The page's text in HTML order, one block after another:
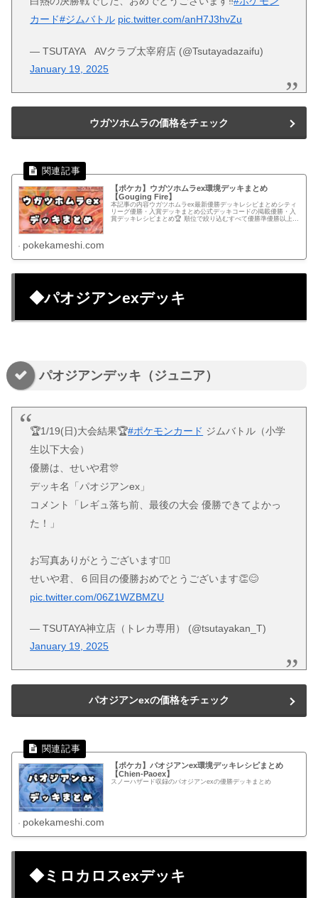
カード#ジムバトル pic.twitter.com/anH7J3hvZu
— TSUTAYA AVクラブ太宰府店 (@Tsutayadazaifu)
January 19, 2025
ウガツホムラの価格をチェック
【ポケカ】ウガツホムラex環境デッキまとめ
【Gouging Fire】
本記事の内容ウガツホムラex最新優勝デッキレシピまとめシティ
リーグ優勝・入賞デッキまとめ公式デッキコードの掲載優勝・入
賞デッキレシピまとめ🏆 順位で絞り込むすべて優勝準優勝以上ベ
pokekameshi.com
◆パオジアンexデッキ
パオジアンデッキ（ジュニア）
🏆1/19(日)大会結果🏆#ポケモンカード ジムバトル（小学
生以下大会）
優勝は、せいや君🎊
デッキ名「パオジアンex」
コメント「レギュ落ち前、最後の大会 優勝できてよかっ
た！」
お写真ありがとうございます🙇‍♀️
せいや君、６回目の優勝おめでとうございます👏😊
pic.twitter.com/06Z1WZBMZU
— TSUTAYA神立店（トレカ専用） (@tsutayakan_T)
January 19, 2025
パオジアンexの価格をチェック
【ポケカ】パオジアンex環境デッキレシピまとめ
【Chien-Paoex】
スノーハザード収録のパオジアンexの優勝デッキまとめ
pokekameshi.com
◆ミロカロスexデッキ